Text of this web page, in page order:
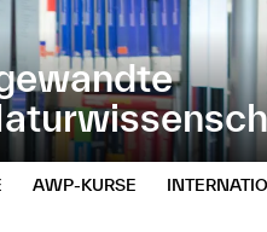
AWP‑KURSE